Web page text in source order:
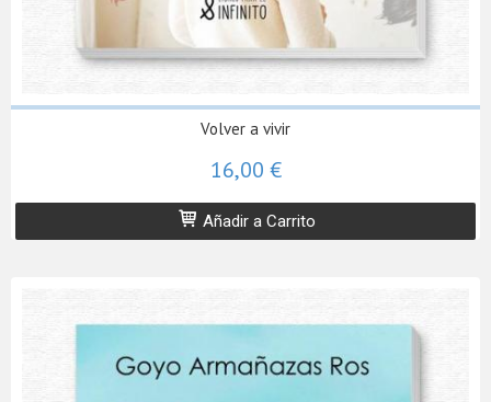
Volver a vivir
16,00 €
Añadir a Carrito